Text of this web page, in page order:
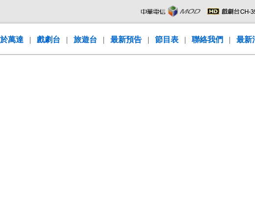
萬達 | 戲劇台 | 旅遊台 | 最新預告 | 節目表 | 聯絡我們 | 最新